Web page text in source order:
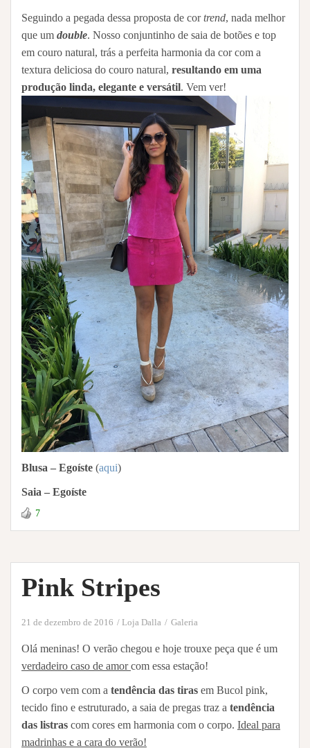
Seguindo a pegada dessa proposta de cortrend, nada melhor
que um double. Nosso conjuntinho de saia de botões e top
em couro natural, trás a perfeita harmonia da cor com a
textura deliciosa do couro natural, resultando em uma
produção linda, elegante e versátil. Vem ver!
Blusa – Egoíste (aqui)
Saia – Egoíste
7
Pink Stripes
21 de dezembro de 2016 Loja Dalla Galeria
Olá meninas! O verão chegou e hoje trouxe peça que é um
verdadeiro caso de amorcom essa estação!
O corpo vem com a tendência das tiras em Bucol pink,
tecido fino e estruturado, a saia de pregas traz a tendência
das listras com cores em harmonia com o corpo. Ideal para
madrinhas e a cara do verão!